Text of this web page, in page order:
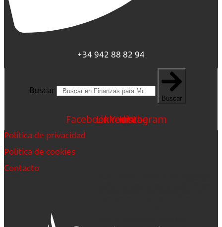
+34 942 88 82 94
Buscar
Buscar
FacebookLinkedin
Youtube
Instagram
Política de privacidad
Política de cookies
Contacto